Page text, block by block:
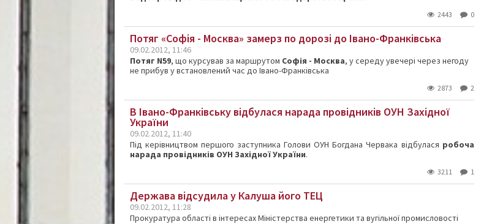
2443 0
Потяг «Софія - Москва» замерз по дорозі до Івано-Франківська
09.02.2012, 11:46
Потяг N59, що курсував за маршрутом Софія - Москва, у середу увечері через негоду
не прибув у встановлений час до Івано-Франківська
2873 2
В Івано-Франківську відбулася нарада провідників ОУН Західної
України
09.02.2012, 11:40
Під керівництвом першого заступника Голови ОУН Богдана Червака відбулася робоча
нарада провідників ОУН Західної України.
3211 1
Держава відсудила у Калуша його ТЕЦ
09.02.2012, 11:28
Прокуратура області в інтересах Міністерства енергетики та вугільної промисловості